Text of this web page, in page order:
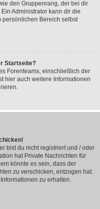
den Gruppenrang, der bei dir
Administrator kann dir die
persönlichen Bereich selbst
Startseite?
Forenteams, einschließlich der
hier auch weitere Informationen
bist du nicht registriert und / oder
hat Private Nachrichten für
könnte es sein, dass der
zu verschicken, entzogen hat.
zu erhalten.